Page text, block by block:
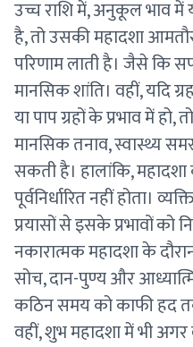
उच्च राशि में, अनुकूल भाव में
है, तो उसकी महादशा
परिणाम लाती है। जैसे कि
मानसिक शांति। वहीं, यदि
या पाप ग्रहों के प्रभाव में
मानसिक तनाव, स्वास्थ्य
सकती है। हालांकि, महादशा
पूर्वनिर्धारित नहीं होता।
प्रयासों से इसके प्रभावों को
नकारात्मक महादशा के
सोच, दान-पुण्य और
कठिन समय को काफी हद
वहीं, शुभ महादशा में भी